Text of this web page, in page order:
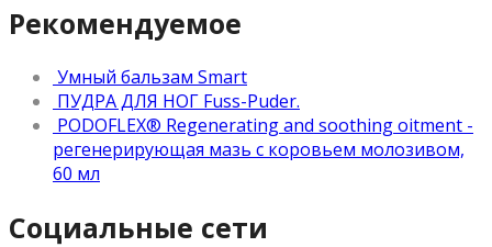
Рекомендуемое
Умный бальзам Smart
ПУДРА ДЛЯ НОГ Fuss-Puder.
PODOFLEX® Regenerating and soothing oitment -
регенерирующая мазь с коровьем молозивом,
60 мл
Социальные сети